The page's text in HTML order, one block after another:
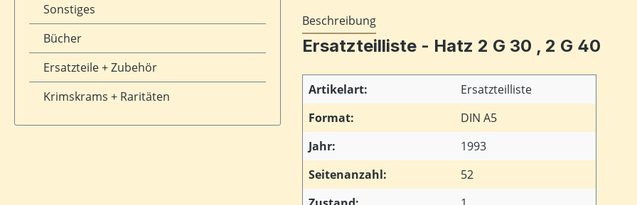
Sonstiges
Bücher
Ersatzteile + Zubehör
Krimskrams + Raritäten
Beschreibung
Ersatzteilliste - Hatz 2 G 30 , 2 G 40
Artikelart:
Ersatzteilliste
Format:
DIN A5
Jahr:
1993
Seitenanzahl:
52